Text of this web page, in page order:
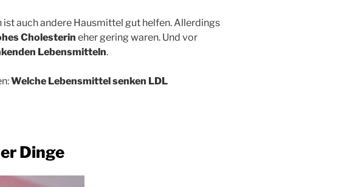
auch andere Hausmittel gut helfen. Allerdings
Cholesterin eher gering waren. Und vor
Lebensmitteln.
Welche Lebensmittel senken LDL
Dinge